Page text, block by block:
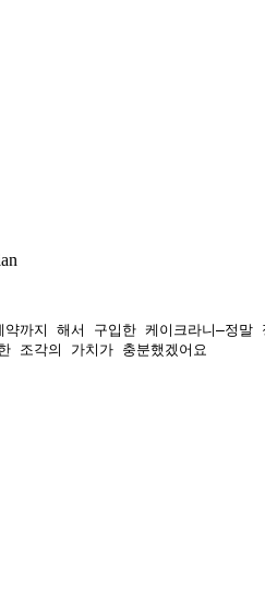
약까지 해서 구입한 케이크라니—정
조각의 가치가 충분했겠어요